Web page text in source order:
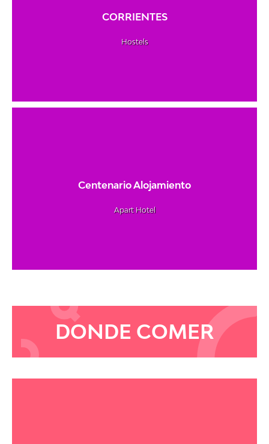
CORRIENTES
Hostels
Centenario Alojamiento
Apart Hotel
DONDE COMER